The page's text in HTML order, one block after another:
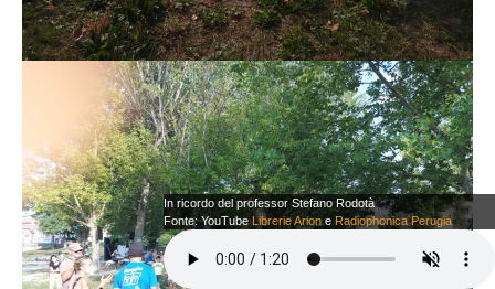
In ricordo del professor Stefano Rodotà
Fonte: YouTubeLibrerie Arione Radiophonica Perugia